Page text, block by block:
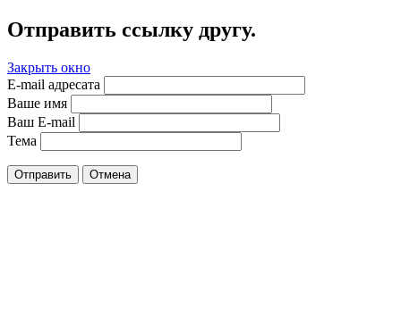
Отправить ссылку другу.
Закрыть окно
E-mail адресата
Ваше имя
Ваш E-mail
Тема
Отправить Отмена